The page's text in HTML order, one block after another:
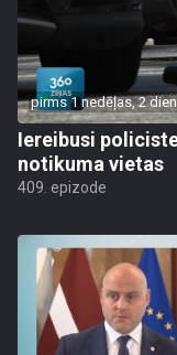
pirms 1 nedēļas, 2
Iereibusi
notikuma vietas
409. epizode